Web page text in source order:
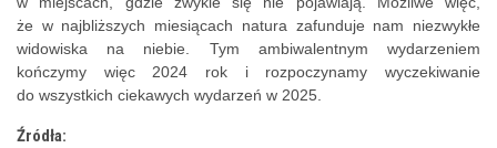
że w najbliższych miesiącach natura zafunduje nam niezwykłe
widowiska na niebie. Tym ambiwalentnym wydarzeniem
kończymy więc 2024 rok i rozpoczynamy wyczekiwanie
do wszystkich ciekawych wydarzeń w 2025.
Źródła: